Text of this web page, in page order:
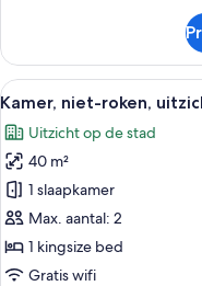
kamer,
niet-
roken
Alle
foto's
voor
Kamer,
niet-
roken,
uitzicht
op
6
Kamer, niet-roken,
Uitzicht op de stad
40 m²
1 slaapkamer
Max. aantal: 2
1 kingsize bed
Gratis wifi